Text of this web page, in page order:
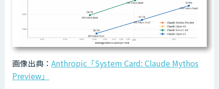
画像出典： Anthropic「System Card: Claude Mythos
Preview」